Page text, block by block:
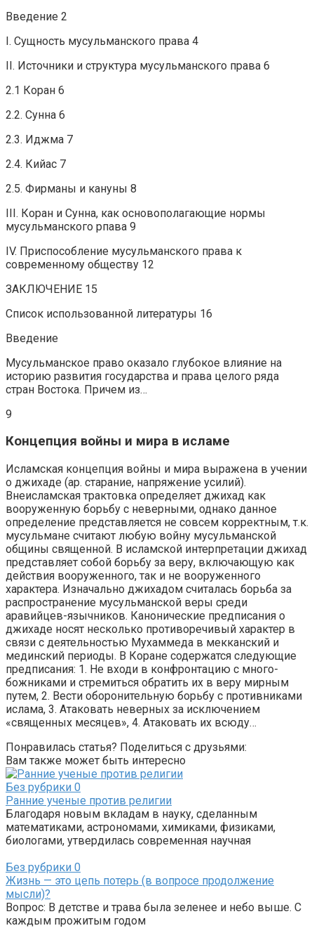
Введение 2
I. Сущность мусульманского права 4
II. Источники и структура мусульманского права 6
2.1 Коран 6
2.2. Сунна 6
2.3. Иджма 7
2.4. Кийас 7
2.5. Фирманы и кануны 8
III. Коран и Сунна, как основополагающие нормы
мусульманского рпава 9
IV. Приспособление мусульманского права к
современному обществу 12
ЗАКЛЮЧЕНИЕ 15
Список использованной литературы 16
Введение
Мусульманское право оказало глубокое влияние на
историю развития государства и права целого ряда
стран Востока. Причем из…
9
Концепция войны и мира в исламе
Исламская концепция войны и мира выражена в учении
о джихаде (ар. старание, напряжение усилий).
Внеисламская трактовка определяет джихад как
вооруженную борьбу с неверными, однако данное
определение представляется не совсем корректным, т.к.
мусульмане считают любую войну мусульманской
общины священной. В исламской интерпретации джихад
представляет собой борьбу за веру, включающую как
действия вооруженного, так и не вооруженного
характера. Изначально джихадом считалась борьба за
распространение мусульманской веры среди
аравийцев-язычников. Канонические предписания о
джихаде носят несколько противоречивый характер в
связи с деятельностью Мухаммеда в мекканский и
мединский периоды. В Коране содержатся следующие
предписания: 1. Не входи в конфронтацию с много-
божниками и стремиться обратить их в веру мирным
путем, 2. Вести оборонительную борьбу с противниками
ислама, 3. Атаковать неверных за исключением
«священных месяцев», 4. Атаковать их всюду…
Понравилась статья? Поделиться с друзьями:
Вам также может быть интересно
Без рубрики 0
Ранние ученые против религии
Благодаря новым вкладам в науку, сделанным
математиками, астрономами, химиками, физиками,
биологами, утвердилась современная научная
Без рубрики 0
Жизнь — это цепь потерь (в вопросе продолжение
мысли)?
Вопрос: В детстве и трава была зеленее и небо выше. С
каждым прожитым годом